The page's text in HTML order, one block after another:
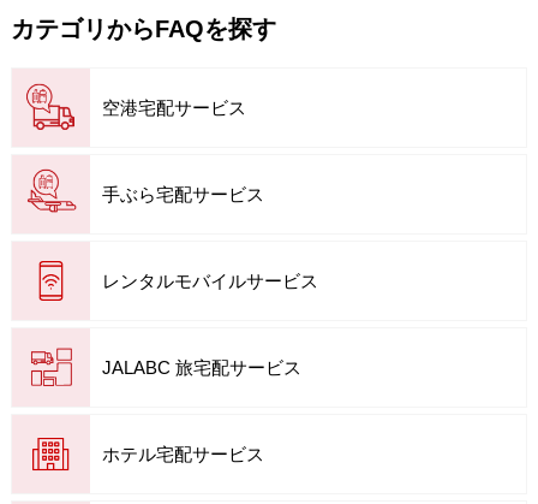
カテゴリからFAQを探す
空港宅配サービス
手ぶら宅配サービス
レンタルモバイルサービス
JALABC 旅宅配サービス
ホテル宅配サービス